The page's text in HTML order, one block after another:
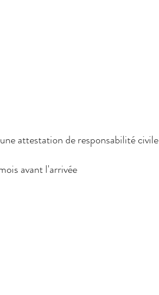
attestation de responsabilité civile
avant l'arrivée